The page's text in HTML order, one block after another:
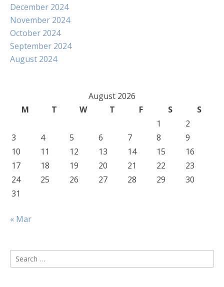
December 2024
November 2024
October 2024
September 2024
August 2024
August 2026
M
T W T F S
S
1
2
3
4 5 6 7 8
9
10
11 12 13 14 15
16
17
18 19 20 21 22
23
24
25 26 27 28 29
30
31
« Mar
Search
for: